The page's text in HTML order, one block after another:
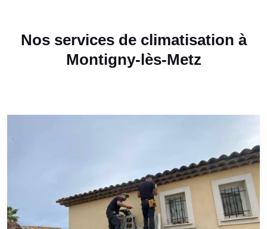
Nos services de climatisation à
Montigny-lès-Metz